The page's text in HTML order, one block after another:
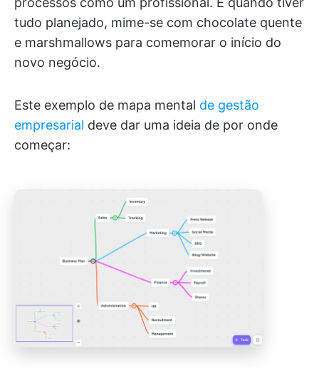
tudo planejado, mime-se com chocolate quente
e marshmallows para comemorar o início do
novo negócio.
Este exemplo de mapa mental de gestão
empresarial deve dar uma ideia de por onde
começar: